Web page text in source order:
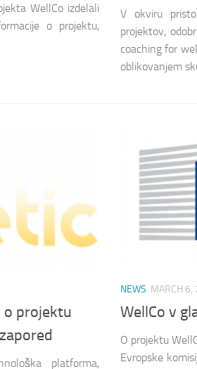
WellCo izdelali
o projektu,
V okviru
projektov,
coaching for
oblikovanjem
o projektu
platforma,
NEWS MARCH 6,
WellCo v
O projektu
Evropske